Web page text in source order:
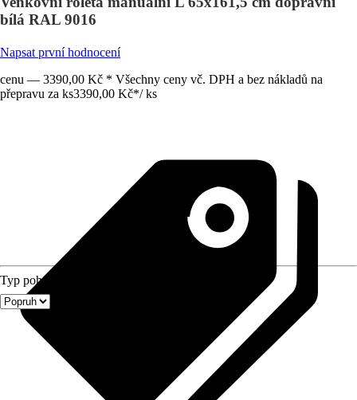
bílá RAL 9016
Napsat první hodnocení
cenu — 3390,00 Kč * Všechny ceny vč. DPH a bez nákladů na
přepravu za ks3390,00 Kč*/ ks
Typ pohonu